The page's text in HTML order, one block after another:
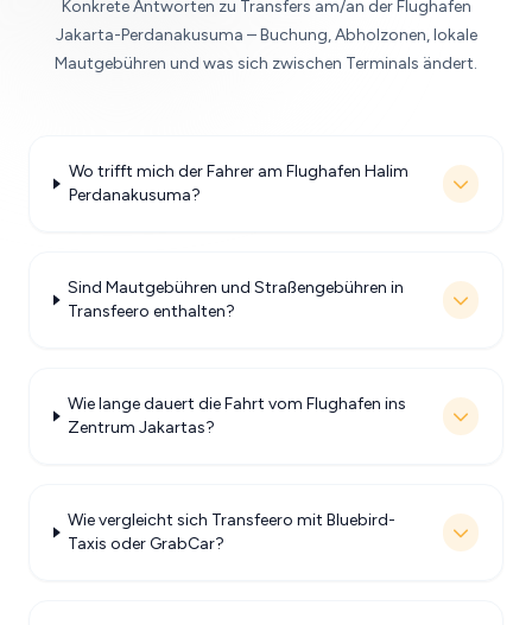
Konkrete Antworten zu Transfers am/an der Flughafen
Jakarta-Perdanakusuma – Buchung, Abholzonen, lokale
Mautgebühren und was sich zwischen Terminals ändert.
Wo trifft mich der Fahrer am Flughafen Halim
Perdanakusuma?
Sind Mautgebühren und Straßengebühren in
Transfeero enthalten?
Wie lange dauert die Fahrt vom Flughafen ins
Zentrum Jakartas?
Wie vergleicht sich Transfeero mit Bluebird-
Taxis oder GrabCar?